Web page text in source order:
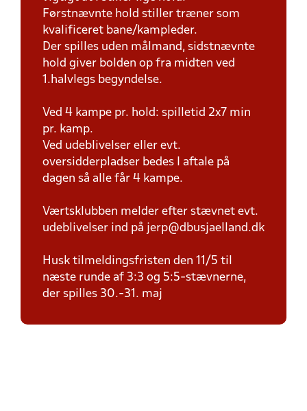
Førstnævnte hold stiller træner som
kvalificeret bane/kampleder.
Der spilles uden målmand, sidstnævnte
hold giver bolden op fra midten ved
1.halvlegs begyndelse.
Ved 4 kampe pr. hold: spilletid 2x7 min
pr. kamp.
Ved udeblivelser eller evt.
oversidderpladser bedes I aftale på
dagen så alle får 4 kampe.
Værtsklubben melder efter stævnet evt.
udeblivelser ind på jerp@dbusjaelland.dk
Husk tilmeldingsfristen den 11/5 til
næste runde af 3:3 og 5:5-stævnerne,
der spilles 30.-31. maj